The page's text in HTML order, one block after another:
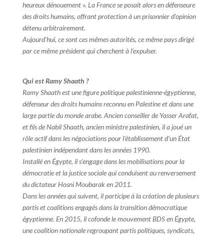
heureux dénouement ». La France se posait alors en défenseure
des droits humains, offrant protection à un prisonnier d’opinion
détenu arbitrairement.
Aujourd’hui, ce sont ces mêmes autorités, ce même pays dirigé
par ce même président qui cherchent à l’expulser.
Qui est Ramy Shaath ?
Ramy Shaath est une figure politique palestinienne-égyptienne,
défenseur des droits humains reconnu en Palestine et dans une
large partie du monde arabe. Ancien conseiller de Yasser Arafat,
et fils de Nabil Shaath, ancien ministre palestinien, il a joué un
rôle actif dans les négociations pour l’établissement d’un État
palestinien indépendant dans les années 1990.
Installé en Égypte, il s’engage dans les mobilisations pour la
démocratie et la justice sociale qui conduisent au renversement
du dictateur Hosni Moubarak en 2011.
Dans les années qui suivent, il participe à la création de plusieurs
partis et coalitions engagés dans la transition démocratique
égyptienne. En 2015, il cofonde le mouvement BDS en Égypte,
une coalition nationale regroupant partis politiques, syndicats,